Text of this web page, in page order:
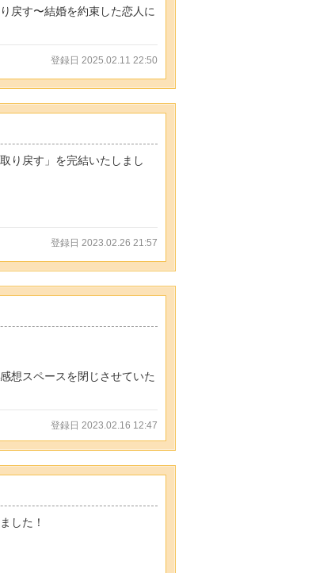
戻す〜結婚を約束した恋人に
登録日 2025.02.11 22:50
り戻す」を完結いたしまし
登録日 2023.02.26 21:57
想スペースを閉じさせていた
登録日 2023.02.16 12:47
した！